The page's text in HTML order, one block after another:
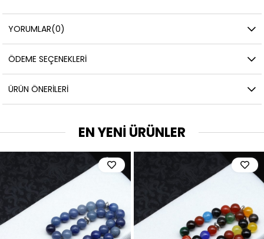
YORUMLAR(0)
ÖDEME SEÇENEKLERI
ÜRÜN ÖNERILERI
EN YENİ ÜRÜNLER